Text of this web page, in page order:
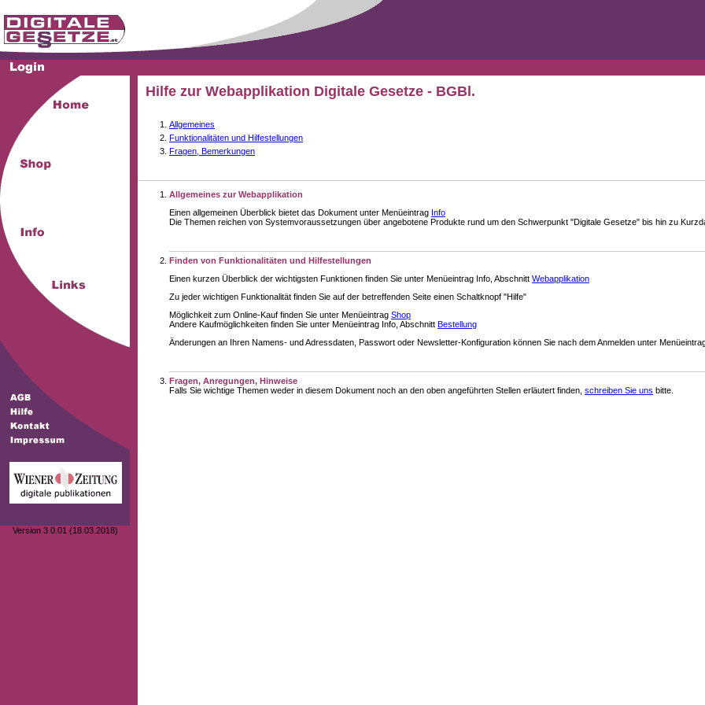
Version 3.0.01 (18.03.2018)
Hilfe zur Webapplikation Digitale Gesetze - BGBl.
Allgemeines
Funktionalitäten und Hilfestellungen
Fragen, Bemerkungen
Allgemeines zur Webapplikation
Einen allgemeinen Überblick bietet das Dokument unter Menüeintrag Info
Die Themen reichen von Systemvoraussetzungen über angebotene Produkte rund um den Schwerpunkt "Digitale Gesetze" bis hin zu
Finden von Funktionalitäten und Hilfestellungen
Einen kurzen Überblick der wichtigsten Funktionen finden Sie unter Menüeintrag Info, Abschnitt Webapplikation
Zu jeder wichtigen Funktionalität finden Sie auf der betreffenden Seite einen Schaltknopf "Hilfe"
Möglichkeit zum Online-Kauf finden Sie unter Menüeintrag Shop
Andere Kaufmöglichkeiten finden Sie unter Menüeintrag Info, Abschnitt Bestellung
Änderungen an Ihren Namens- und Adressdaten, Passwort oder Newsletter-Konfiguration können Sie nach dem Anmelden unter
Fragen, Anregungen, Hinweise
Falls Sie wichtige Themen weder in diesem Dokument noch an den oben angeführten Stellen erläutert finden, schreiben Sie uns bitte.